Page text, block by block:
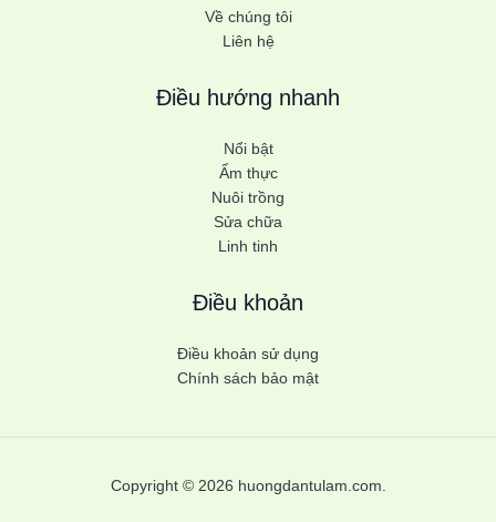
Về chúng tôi
Liên hệ
Điều hướng nhanh
Nổi bật
Ẩm thực
Nuôi trồng
Sửa chữa
Linh tinh
Điều khoản
Điều khoản sử dụng
Chính sách bảo mật
Copyright © 2026 huongdantulam.com.